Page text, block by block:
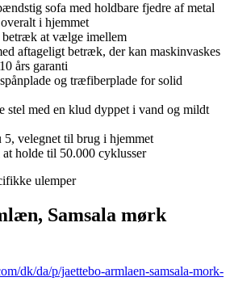
sofa med holdbare fjedre af metal
i hjemmet
at vælge imellem
aftageligt betræk, der kan maskinvaskes
års garanti
og træfiberplade for solid
stel med en klud dyppet i vand og mildt
velegnet til brug i hjemmet
holde til 50.000 cyklusser
ulemper
Samsala mørk
dk/da/p/jaettebo-armlaen-samsala-mork-